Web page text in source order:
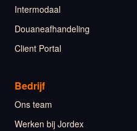
Intermodaal
Douaneafhandeling
Client Portal
Bedrijf
Ons team
Werken bij Jordex